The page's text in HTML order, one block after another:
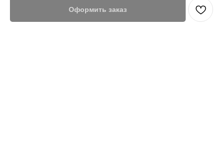
Оформить заказ